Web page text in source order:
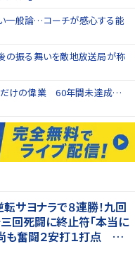
一般論…コーチが感心する能
の振る舞いを敵地放送局が称
だけの偉業 60年間未達成…
サヨナラで８連勝！九回
回死闘に終止符「本当に
も奮闘２安打１打点 本